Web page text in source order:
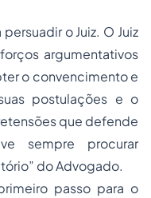
o Juiz. O Juiz
argumentativos
o convencimento e
postulações e o
que defende
sempre procurar
do Advogado.
passo para o